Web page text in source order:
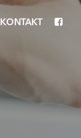
KONTAKT